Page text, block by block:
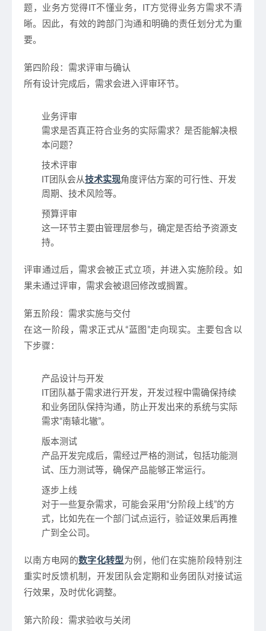
题，业务方觉得IT不懂业务，IT方觉得业务方需求不清
晰。因此，有效的跨部门沟通和明确的责任划分尤为重
要。
第四阶段：需求评审与确认
所有设计完成后，需求会进入评审环节。
业务评审
需求是否真正符合业务的实际需求？是否能解决根
本问题？
技术评审
IT团队会从技术实现角度评估方案的可行性、开发
周期、技术风险等。
预算评审
这一环节主要由管理层参与，确定是否给予资源支
持。
评审通过后，需求会被正式立项，并进入实施阶段。如
果未通过评审，需求会被退回修改或搁置。
第五阶段：需求实施与交付
在这一阶段，需求正式从“蓝图”走向现实。主要包含以
下步骤：
产品设计与开发
IT团队基于需求进行开发，开发过程中需确保持续
和业务团队保持沟通，防止开发出来的系统与实际
需求“南辕北辙”。
版本测试
产品开发完成后，需经过严格的测试，包括功能测
试、压力测试等，确保产品能够正常运行。
逐步上线
对于一些复杂需求，可能会采用“分阶段上线”的方
式，比如先在一个部门试点运行，验证效果后再推
广到全公司。
以南方电网的数字化转型 为例，他们在实施阶段特别注
重实时反馈机制，开发团队会定期和业务团队对接试运
行效果，及时优化调整。
第六阶段：需求验收与关闭